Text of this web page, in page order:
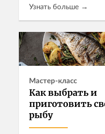
терияки — это не
Это понимание
уважение к технике
магии,...
Узнать больше →
Записаться
Мастер-класс
Как выбрать и
приготовить
рыбу